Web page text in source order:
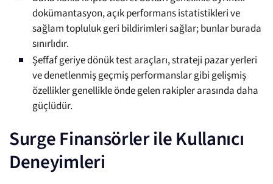
dokümantasyon, açık performans istatistikleri ve
sağlam topluluk geri bildirimleri sağlar; bunlar burada
sınırlıdır.
Şeffaf geriye dönük test araçları, strateji pazar yerleri
ve denetlenmiş geçmiş performanslar gibi gelişmiş
özellikler genellikle önde gelen rakipler arasında daha
güçlüdür.
Surge Finansörler ile Kullanıcı
Deneyimleri